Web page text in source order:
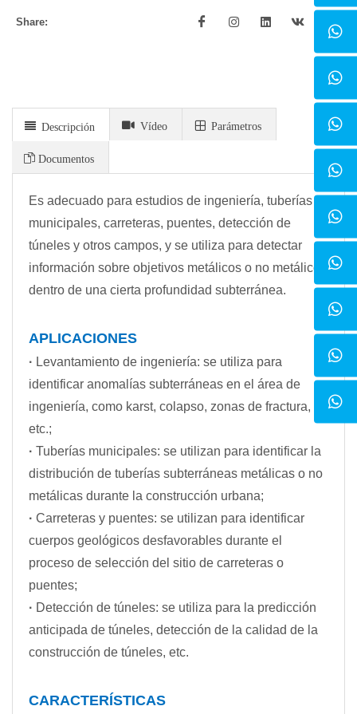
Share:
Descripción Vídeo Parámetros
Documentos
Es adecuado para estudios de ingeniería, tuberías
municipales, carreteras, puentes, detección de
túneles y otros campos, y se utiliza para detectar
información sobre objetivos metálicos o no metálicos
dentro de una cierta profundidad subterránea.
APLICACIONES
· Levantamiento de ingeniería: se utiliza para
identificar anomalías subterráneas en el área de
ingeniería, como karst, colapso, zonas de fractura,
etc.;
· Tuberías municipales: se utilizan para identificar la
distribución de tuberías subterráneas metálicas o no
metálicas durante la construcción urbana;
· Carreteras y puentes: se utilizan para identificar
cuerpos geológicos desfavorables durante el
proceso de selección del sitio de carreteras o
puentes;
· Detección de túneles: se utiliza para la predicción
anticipada de túneles, detección de la calidad de la
construcción de túneles, etc.
CARACTERÍSTICAS